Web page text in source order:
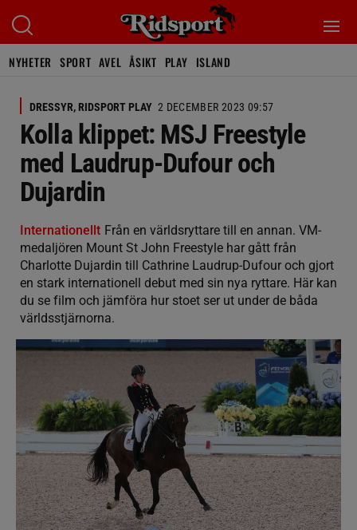
NYHETER SPORT AVEL ÅSIKT PLAY ISLAND
DRESSYR, RIDSPORT PLAY 2 DECEMBER 2023 09:57
Kolla klippet: MSJ Freestyle
med Laudrup-Dufour och
Dujardin
Internationellt Från en världsryttare till en annan. VM-
medaljören Mount St John Freestyle har gått från
Charlotte Dujardin till Cathrine Laudrup-Dufour och gjort
en stark internationell debut med sin nya ryttare. Här kan
du se film och jämföra hur stoet ser ut under de båda
världsstjärnorna.